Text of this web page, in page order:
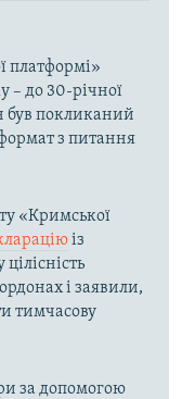
платформі»
– до 30-річної
був покликаний
з питання
«Кримської
із
і заявили,
тимчасову
за допомогою